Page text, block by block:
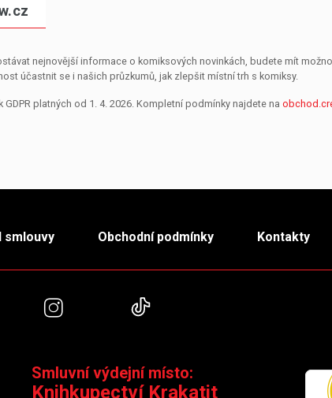
nejnovější informace o komiksových novinkách, budete mít
účastnit se i našich průzkumů, jak zlepšit místní trh s komiksy.
platných od 1. 4. 2026. Kompletní podmínky najdete na
smlouvy Obchodní podmínky Kontakty
Instagram
Smluvní výdejní místo:
Knihkupectví Krakatit